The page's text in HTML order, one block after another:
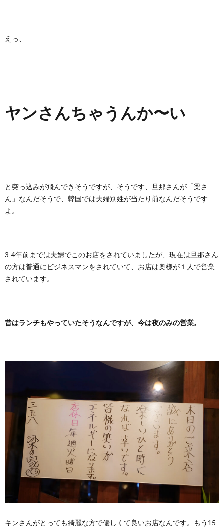
えっ、
ヤンさんちゃうんか〜い
と突っ込みが飛んできそうですが、そうです、旦那さんが「梁さ
ん」なんだそうで、韓国では夫婦別姓が当たり前なんだそうです
よ。
3-4年前までは夫婦でこのお店をされていましたが、現在は旦那さん
の方は普通にビジネスマンをされていて、お店は奥様が１人で営業
されています。
昔はランチもやっていたそうなんですが、今は夜のみの営業。
キンさんがとっても綺麗な方で優しくて良いお店なんです。もう15